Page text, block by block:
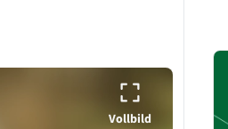
Vollbild